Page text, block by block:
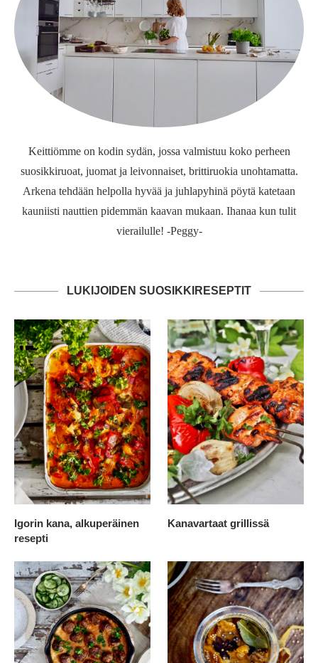
Keittiömme on kodin sydän, jossa valmistuu koko perheen
suosikkiruoat, juomat ja leivonnaiset, brittiruokia unohtamatta.
Arkena tehdään helpolla hyvää ja juhlapyhinä pöytä katetaan
kauniisti nauttien pidemmän kaavan mukaan. Ihanaa kun tulit
vierailulle! -Peggy-
LUKIJOIDEN SUOSIKKIRESEPTIT
Igorin kana, alkuperäinen
resepti
Kanavartaat grillissä